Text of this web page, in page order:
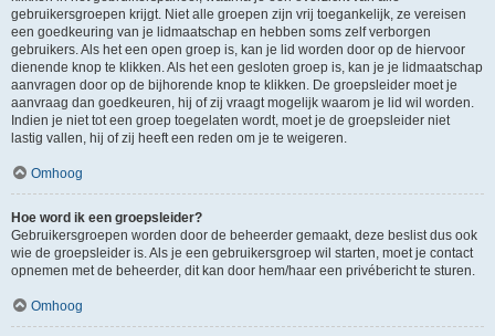
gebruikersgroepen krijgt. Niet alle groepen zijn vrij toegankelijk, ze vereisen
een goedkeuring van je lidmaatschap en hebben soms zelf verborgen
gebruikers. Als het een open groep is, kan je lid worden door op de hiervoor
dienende knop te klikken. Als het een gesloten groep is, kan je je lidmaatschap
aanvragen door op de bijhorende knop te klikken. De groepsleider moet je
aanvraag dan goedkeuren, hij of zij vraagt mogelijk waarom je lid wil worden.
Indien je niet tot een groep toegelaten wordt, moet je de groepsleider niet
lastig vallen, hij of zij heeft een reden om je te weigeren.
Omhoog
Hoe word ik een groepsleider?
Gebruikersgroepen worden door de beheerder gemaakt, deze beslist dus ook
wie de groepsleider is. Als je een gebruikersgroep wil starten, moet je contact
opnemen met de beheerder, dit kan door hem/haar een privébericht te sturen.
Omhoog